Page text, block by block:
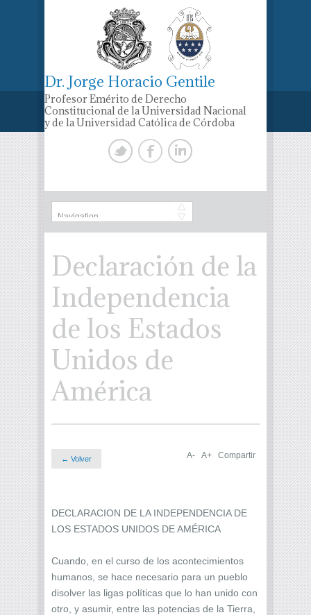
Dr. Jorge Horacio Gentile
Profesor Emérito de Derecho
Constitucional de la Universidad Nacional
y de la Universidad Católica de Córdoba
Declaración de la
Independencia
de los Estados
Unidos de
América
← Volver A- A+ Compartir
DECLARACION DE LA INDEPENDENCIA DE
LOS ESTADOS UNIDOS DE AMÉRICA
Cuando, en el curso de los acontecimientos
humanos, se hace necesario para un pueblo
disolver las ligas políticas que lo han unido con
otro, y asumir, entre las potencias de la Tierra,